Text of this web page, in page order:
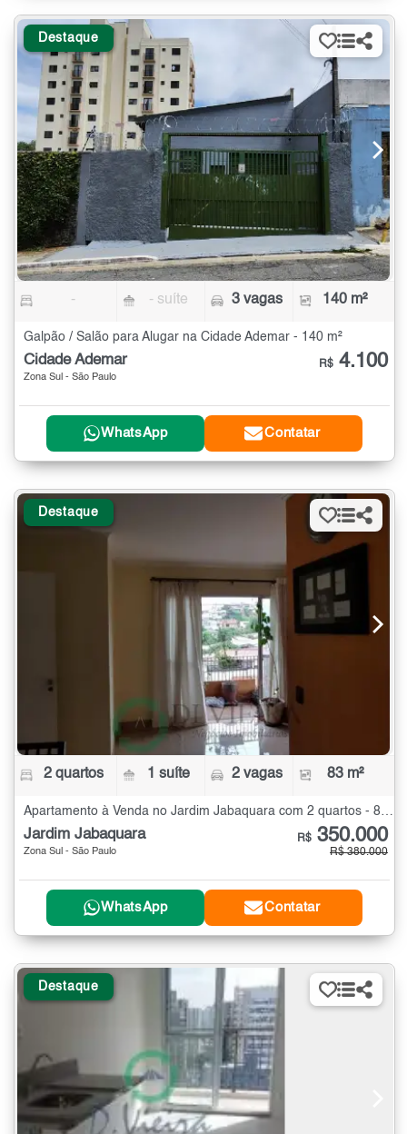
Destaque
- - suíte 3 vagas 140 m²
Galpão / Salão para Alugar na Cidade Ademar - 140 m²
Cidade Ademar
Zona Sul - São Paulo
R$ 4.100
WhatsApp Contatar
Destaque
2 quartos 1 suíte 2 vagas 83 m²
Jardim Jabaquara
Zona Sul - São Paulo
R$ 350.000
R$ 380.000
WhatsApp Contatar
Destaque